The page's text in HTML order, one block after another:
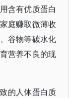
含有优质蛋白
庭赚取微薄收
谷物等碳水化
营养不良的现
的人体蛋白质